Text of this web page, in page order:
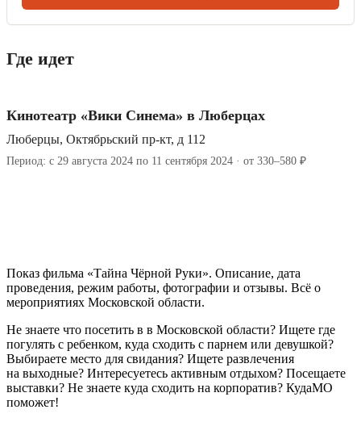
Где идет
Кинотеатр «Вики Синема» в Люберцах
Люберцы, Октябрьский пр-кт, д 112
Период: с 29 августа 2024 по 11 сентября 2024 · от 330–580 ₽
Показ фильма «Тайна Чёрной Руки». Описание, дата
проведения, режим работы, фотографии и отзывы. Всё о
мероприятиях Московской области.
Не знаете что посетить в в Московской области? Ищете где
погулять с ребенком, куда сходить с парнем или девушкой?
Выбираете место для свидания? Ищете развлечения
на выходные? Интересуетесь активным отдыхом? Посещаете
выставки? Не знаете куда сходить на корпоратив? КудаМО
поможет!